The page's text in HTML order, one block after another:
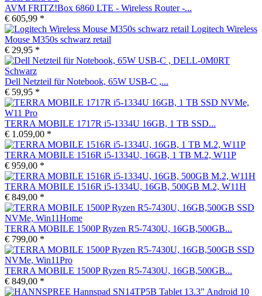
AVM FRITZ!Box 6860 LTE - Wireless Router -...
€ 605,99 *
Logitech Wireless
Mouse M350s schwarz retail
€ 29,95 *
Dell Netzteil für Notebook, 65W USB-C ,...
€ 59,95 *
TERRA MOBILE 1717R i5-1334U 16GB, 1 TB SSD...
€ 1.059,00 *
TERRA MOBILE 1516R i5-1334U, 16GB, 1 TB M.2, W11P
€ 959,00 *
TERRA MOBILE 1516R i5-1334U, 16GB, 500GB M.2, W11H
€ 849,00 *
TERRA MOBILE 1500P Ryzen R5-7430U, 16GB,500GB...
€ 799,00 *
TERRA MOBILE 1500P Ryzen R5-7430U, 16GB,500GB...
€ 849,00 *